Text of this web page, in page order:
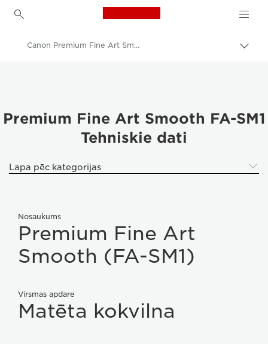
Canon Logo, back to
Fotopapīrs — A4, A3, A3+, A2, 4 x 6, 5 x 5, 5 x 7 — glancēts, matēts, spīdīgs
Canon Premium Fine Art Smooth FA-SM1 — A4, A3, A3+, A2
Canon Premium Fine Art Smooth FA-SM1 — A4, A3, A3+, A2
Premium Fine Art Smooth FA-SM1
Tehniskie dati
Lapa pēc kategorijas
Nosaukums
Premium Fine Art
Smooth (FA-SM1)
Virsmas apdare
Matēta kokvilna